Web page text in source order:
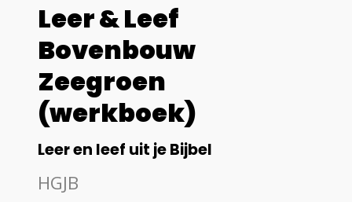
Leer & Leef
Bovenbouw
Zeegroen
(werkboek)
Leer en leef uit je Bijbel
HGJB